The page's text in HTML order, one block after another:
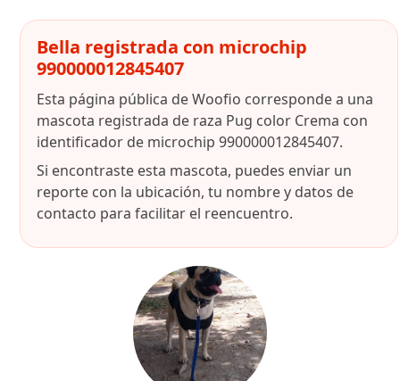
Bella registrada con microchip
990000012845407
Esta página pública de Woofio corresponde a una
mascota registrada de raza Pug color Crema con
identificador de microchip 990000012845407.
Si encontraste esta mascota, puedes enviar un
reporte con la ubicación, tu nombre y datos de
contacto para facilitar el reencuentro.